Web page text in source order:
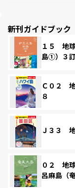
新刊ガイドブック
１５ 地
島①）３
Ｃ０２
８
Ｊ３３
０２ 地
呂麻島（